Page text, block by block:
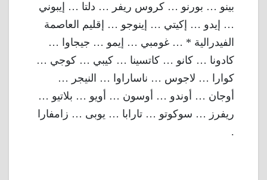
بينو … بورنو … كروس ريفر … دلتا … إيبوني
… إيدو … إكيتي … إينوجو … إقليم العاصمة
الفيدرالية * … غومبي … إيمو … جيجاوا …
كادونا … كانو … كاتسينا … كيبي … كوجي …
كوارا … لاجوس … ناساراوا … النيجر …
أوجان … أوندو … أوسون … أويو … بلاتيو …
ريفرز … سوكوتو … تارابا … يوبى … زامفارا
.